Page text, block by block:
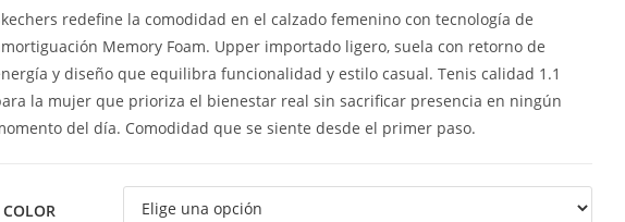
redefine la comodidad en el calzado femenino con tecnología de
Memory Foam. Upper importado ligero, suela con retorno de
y diseño que equilibra funcionalidad y estilo casual. Tenis calidad 1.1
la mujer que prioriza el bienestar real sin sacrificar presencia en ningún
del día. Comodidad que se siente desde el primer paso.
COLOR